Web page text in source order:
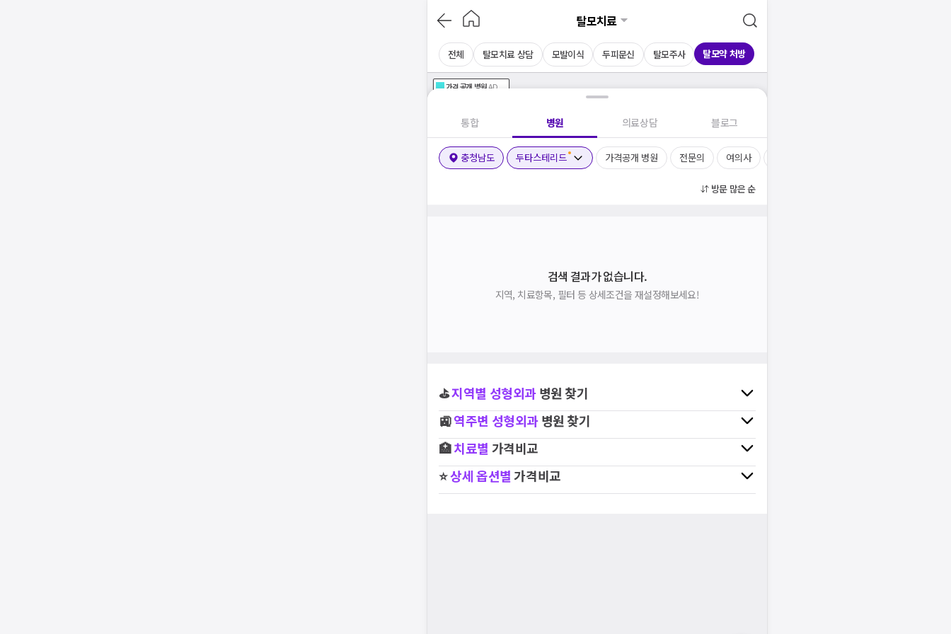
탈모치료
전체 탈모치료 상담 모발이식 두피문신 탈모주사 탈모약 처방
가격공개 병원AD
통합 병원 의료상담 블로그
충청남도 두타스테리드 가격공개 병원 전문의 여의사
방문 많은 순
검색 결과가 없습니다.
지역, 치료항목, 필터 등 상세조건을 재설정해보세요!
⛳지역별 성형외과병원 찾기
🚉역주변 성형외과병원 찾기
🏥치료별 가격비교
⭐상세 옵션별가격비교